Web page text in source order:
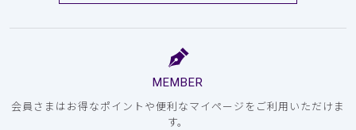
MEMBER
会員さまはお得なポイントや便利なマイページをご利用いただけま
す。